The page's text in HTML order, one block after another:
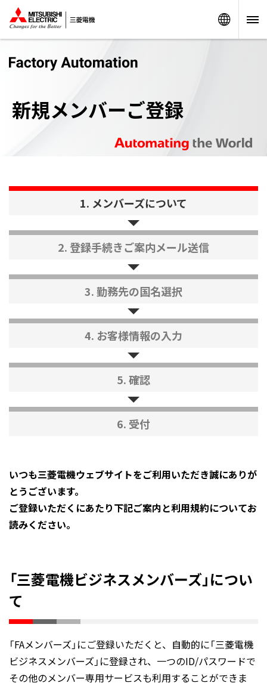
新規メンバーご登録
1. メンバーズについて
2. 登録手続きご案内メール送信
3. 勤務先の国名選択
4. お客様情報の入力
5. 確認
6. 受付
いつも三菱電機ウェブサイトをご利用いただき誠にありが
とうございます。
ご登録いただくにあたり下記ご案内と利用規約についてお
読みください。
「三菱電機ビジネスメンバーズ」につい
て
「FAメンバーズ」にご登録いただくと、自動的に「三菱電機
ビジネスメンバーズ」に登録され、一つのID/パスワードで
その他のメンバー専用サービスも利用することができま